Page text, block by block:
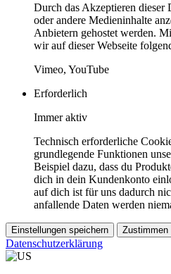
Durch das Akzeptieren
oder andere Medieninhalte
Anbietern gehostet werden.
wir auf dieser Webseite
Vimeo, YouTube
Erforderlich
Immer aktiv
Technisch erforderliche
grundlegende Funktionen
Beispiel dazu, dass du
dich in dein Kundenkonto
auf dich ist für uns dadurch
anfallende Daten werden
Einstellungen speichern Zustimmen
Datenschutzerklärung